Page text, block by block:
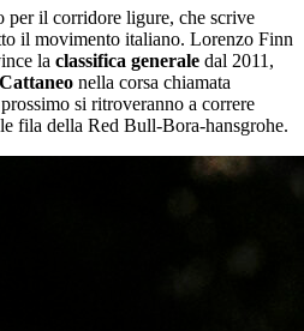
per il corridore ligure, che scrive
il movimento italiano. Lorenzo Finn
la classifica generale dal 2011,
nella corsa chiamata
si ritroveranno a correre
fila della Red Bull-Bora-hansgrohe.